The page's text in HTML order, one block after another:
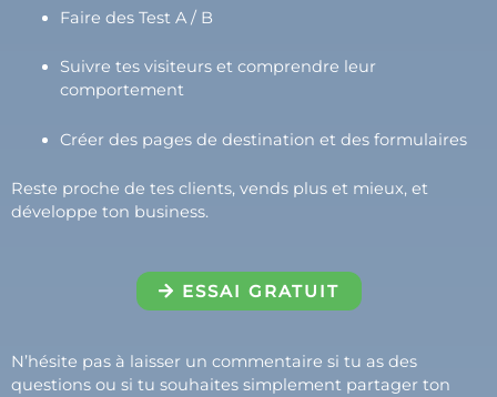
Faire des Test A / B
Suivre tes visiteurs et comprendre leur
comportement
Créer des pages de destination et des formulaires
Reste proche de tes clients, vends plus et mieux, et
développe ton business.
ESSAI GRATUIT
N’hésite pas à laisser un commentaire si tu as des
questions ou si tu souhaites simplement partager ton